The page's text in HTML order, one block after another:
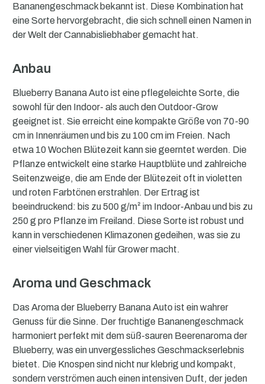
Bananengeschmack bekannt ist. Diese Kombination hat
eine Sorte hervorgebracht, die sich schnell einen Namen in
der Welt der Cannabisliebhaber gemacht hat.
Anbau
Blueberry Banana Auto ist eine pflegeleichte Sorte, die
sowohl für den Indoor- als auch den Outdoor-Grow
geeignet ist. Sie erreicht eine kompakte Größe von 70-90
cm in Innenräumen und bis zu 100 cm im Freien. Nach
etwa 10 Wochen Blütezeit kann sie geerntet werden. Die
Pflanze entwickelt eine starke Hauptblüte und zahlreiche
Seitenzweige, die am Ende der Blütezeit oft in violetten
und roten Farbtönen erstrahlen. Der Ertrag ist
beeindruckend: bis zu 500 g/m² im Indoor-Anbau und bis zu
250 g pro Pflanze im Freiland. Diese Sorte ist robust und
kann in verschiedenen Klimazonen gedeihen, was sie zu
einer vielseitigen Wahl für Grower macht.
Aroma und Geschmack
Das Aroma der Blueberry Banana Auto ist ein wahrer
Genuss für die Sinne. Der fruchtige Bananengeschmack
harmoniert perfekt mit dem süß-sauren Beerenaroma der
Blueberry, was ein unvergessliches Geschmackserlebnis
bietet. Die Knospen sind nicht nur klebrig und kompakt,
sondern verströmen auch einen intensiven Duft, der jeden